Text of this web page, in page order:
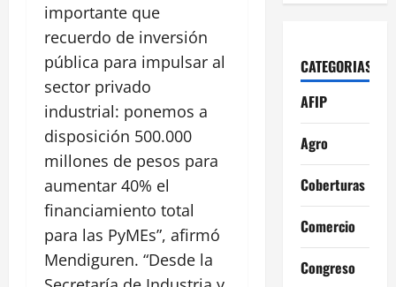
importante que
recuerdo de inversión
pública para impulsar al
sector privado
industrial: ponemos a
disposición 500.000
millones de pesos para
aumentar 40% el
financiamiento total
para las PyMEs”, afirmó
Mendiguren. “Desde la
CATEGORIAS
AFIP
Agro
Coberturas
Comercio
Congreso